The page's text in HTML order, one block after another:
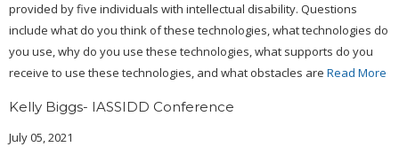
provided by five individuals with intellectual disability. Questions
include what do you think of these technologies, what technologies do
you use, why do you use these technologies, what supports do you
receive to use these technologies, and what obstacles are Read More
Kelly Biggs- IASSIDD Conference
July 05, 2021